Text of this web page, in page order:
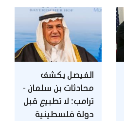
الفيصل يكشف
محادثات بن سلمان -
ترامب: لا تطبيع قبل
دولة فلسطينية